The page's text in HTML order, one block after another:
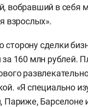
вобравший в себя
взрослых».
сделки
за 160 млн рублей.
«Я специально
Барселоне